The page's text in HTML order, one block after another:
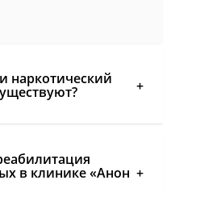
наркотический
в клинике «Анон